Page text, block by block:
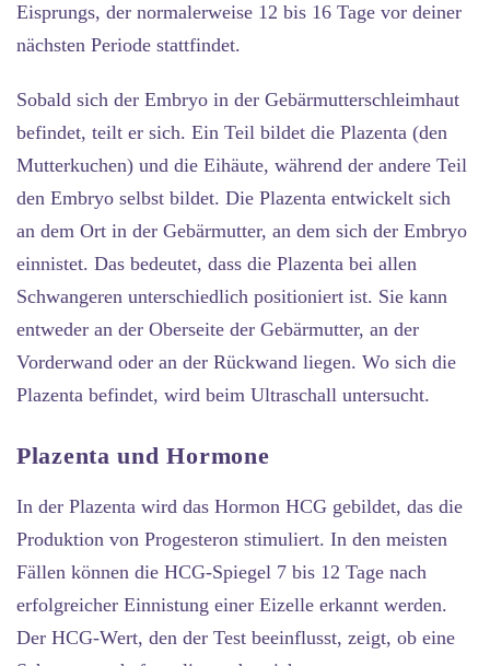
Eisprungs, der normalerweise 12 bis 16 Tage vor deiner
nächsten Periode stattfindet.
Sobald sich der Embryo in der Gebärmutterschleimhaut
befindet, teilt er sich. Ein Teil bildet die Plazenta (den
Mutterkuchen) und die Eihäute, während der andere Teil
den Embryo selbst bildet. Die Plazenta entwickelt sich
an dem Ort in der Gebärmutter, an dem sich der Embryo
einnistet. Das bedeutet, dass die Plazenta bei allen
Schwangeren unterschiedlich positioniert ist. Sie kann
entweder an der Oberseite der Gebärmutter, an der
Vorderwand oder an der Rückwand liegen. Wo sich die
Plazenta befindet, wird beim Ultraschall untersucht.
Plazenta und Hormone
In der Plazenta wird das Hormon HCG gebildet, das die
Produktion von Progesteron stimuliert. In den meisten
Fällen können die HCG-Spiegel 7 bis 12 Tage nach
erfolgreicher Einnistung einer Eizelle erkannt werden.
Der HCG-Wert, den der Test beeinflusst, zeigt, ob eine